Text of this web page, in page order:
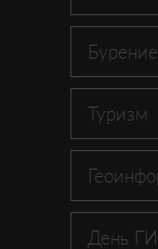
Бурение
Туризм
День